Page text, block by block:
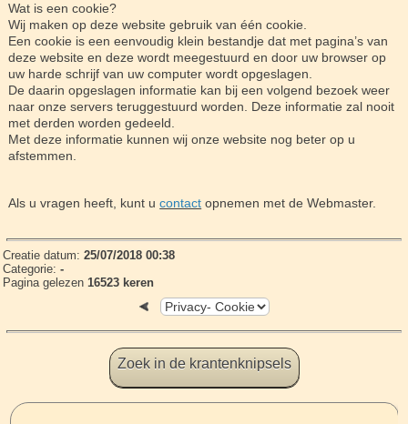
Wat is een cookie?
Wij maken op deze website gebruik van één cookie.
Een cookie is een eenvoudig klein bestandje dat met pagina’s van
deze website en deze wordt meegestuurd en door uw browser op
uw harde schrijf van uw computer wordt opgeslagen.
De daarin opgeslagen informatie kan bij een volgend bezoek weer
naar onze servers teruggestuurd worden. Deze informatie zal nooit
met derden worden gedeeld.
Met deze informatie kunnen wij onze website nog beter op u
afstemmen.
Als u vragen heeft, kunt ucontact opnemen met de Webmaster.
Creatie datum:25/07/2018 00:38
Categorie:-
Pagina gelezen16523 keren
Zoek in de krantenknipsels